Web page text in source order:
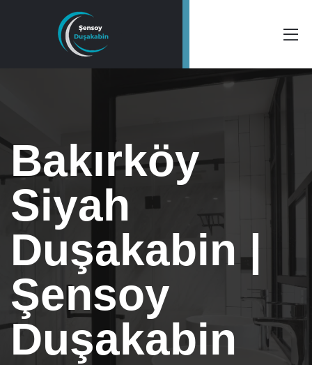
Bakırköy
Siyah
Duşakabin |
Şensoy
Duşakabin